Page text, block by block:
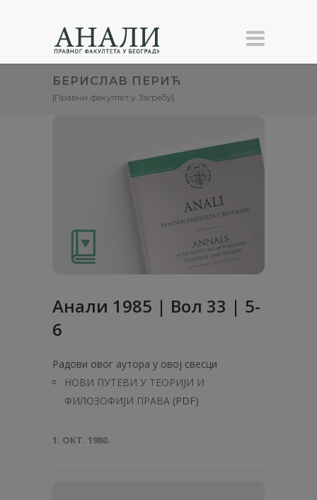
БЕРИСЛАВ ПЕРИЋ
[Правни факултет у Загребу]
Анaли 1985 | Вол 33 | 5-
6
Радови овог аутора у овој свесци
НОВИ ПУТЕВИ У ТЕОРИЈИ И
ФИЛОЗОФИЈИ ПРАВА (PDF)
1. ОКТ. 1980.